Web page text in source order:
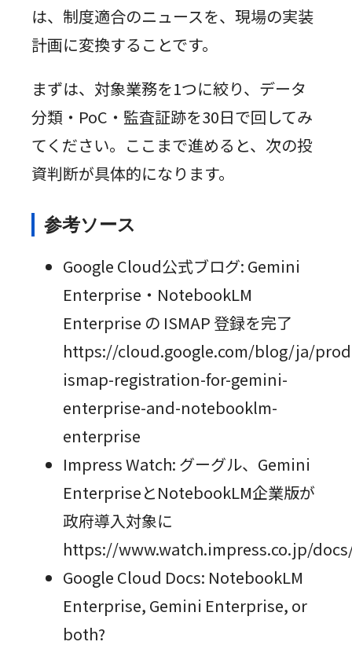
は、制度適合のニュースを、現場の実装
計画に変換することです。
まずは、対象業務を1つに絞り、データ
分類・PoC・監査証跡を30日で回してみ
てください。ここまで進めると、次の投
資判断が具体的になります。
参考ソース
Google Cloud公式ブログ: Gemini
Enterprise・NotebookLM
Enterprise の ISMAP 登録を完了
https://cloud.google.com/blog/ja/
ismap-registration-for-gemini-
enterprise-and-notebooklm-
enterprise
Impress Watch: グーグル、Gemini
EnterpriseとNotebookLM企業版が
政府導入対象に
https://www.watch.impress.co.jp/
Google Cloud Docs: NotebookLM
Enterprise, Gemini Enterprise, or
both?